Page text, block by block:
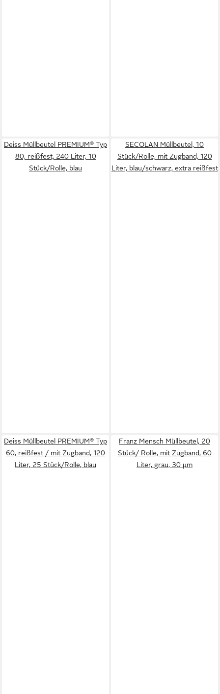
Deiss Müllbeutel PREMIUM® Typ
80, reißfest, 240 Liter, 10
Stück/Rolle, blau
SECOLAN Müllbeutel, 10
Stück/Rolle, mit Zugband, 120
Liter, blau/schwarz, extra reißfest
Deiss Müllbeutel PREMIUM® Typ
60, reißfest / mit Zugband, 120
Liter, 25 Stück/Rolle, blau
Franz Mensch Müllbeutel, 20
Stück/ Rolle, mit Zugband, 60
Liter, grau, 30 µm